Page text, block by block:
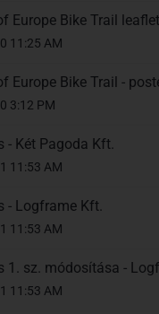
Europe Bike Trail
11:25 AM
Europe Bike Trail -
3:12 PM
- Két Pagoda Kft.
11:53 AM
- Logframe Kft.
11:53 AM
1. sz. módosítása -
11:53 AM